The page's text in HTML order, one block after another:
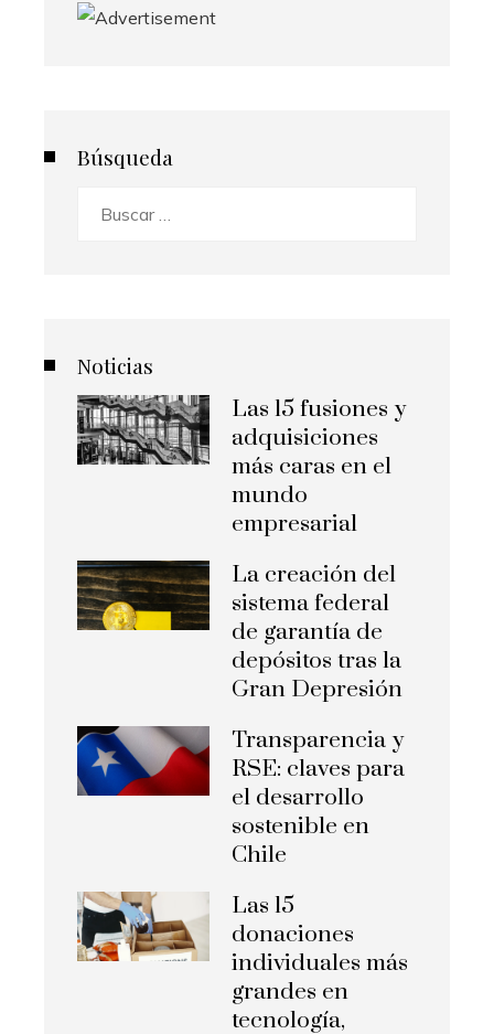
Búsqueda
Noticias
Las 15 fusiones y
adquisiciones
más caras en el
mundo
empresarial
La creación del
sistema federal
de garantía de
depósitos tras la
Gran Depresión
Transparencia y
RSE: claves para
el desarrollo
sostenible en
Chile
Las 15
donaciones
individuales más
grandes en
tecnología,